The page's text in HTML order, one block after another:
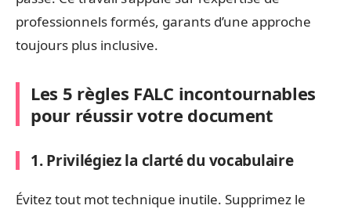
professionnels formés, garants d’une approche
toujours plus inclusive.
Les 5 règles FALC incontournables
pour réussir votre document
1. Privilégiez la clarté du vocabulaire
Évitez tout mot technique inutile. Supprimez le